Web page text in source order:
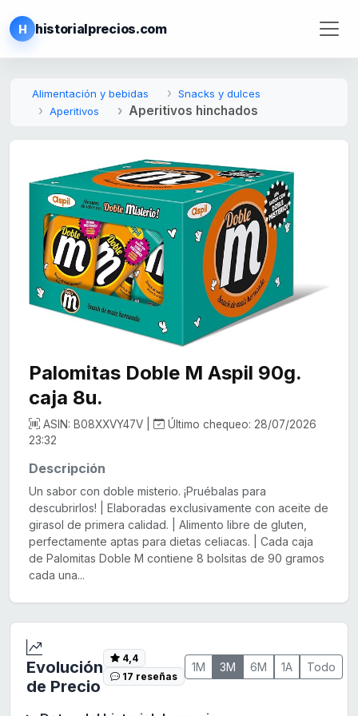
H historialprecios.com
Alimentación y bebidas
Snacks y dulces
Aperitivos
Aperitivos hinchados
Palomitas Doble M Aspil 90g.
caja 8u.
ASIN: B08XXVY47V |
Último chequeo: 28/07/2026
23:32
Descripción
Un sabor con doble misterio. ¡Pruébalas para
descubrirlos! | Elaboradas exclusivamente con aceite de
girasol de primera calidad. | Alimento libre de gluten,
perfectamente aptas para dietas celiacas. | Cada caja
de Palomitas Doble M contiene 8 bolsitas de 90 gramos
cada una...
Evolución
de Precio
4,4
17 reseñas
1M 3M 6M 1A Todo